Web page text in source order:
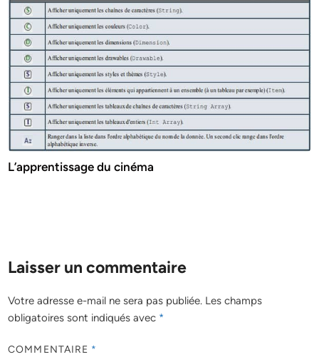
L’apprentissage du cinéma
Laisser un commentaire
Votre adresse e-mail ne sera pas publiée. Les champs
obligatoires sont indiqués avec *
COMMENTAIRE *